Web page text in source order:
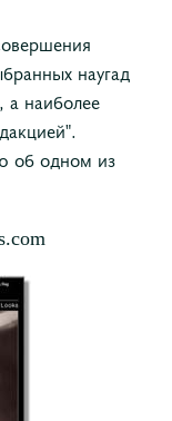
наугад
а наиболее
об одном из